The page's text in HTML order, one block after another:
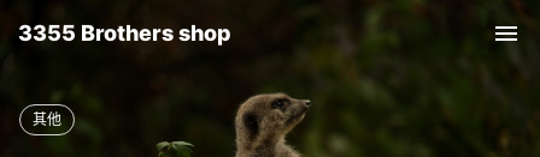
3355 Brothers shop
其他